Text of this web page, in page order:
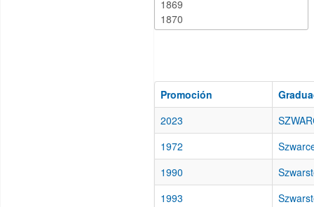
Promoción
2023
1972
1990
1993